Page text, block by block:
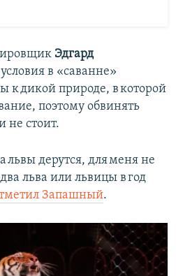
Эдгард
в «саванне»
к дикой природе, в которой
поэтому обвинять
не стоит.
львы дерутся, для меня не
льва или львицы в год
Запашный.